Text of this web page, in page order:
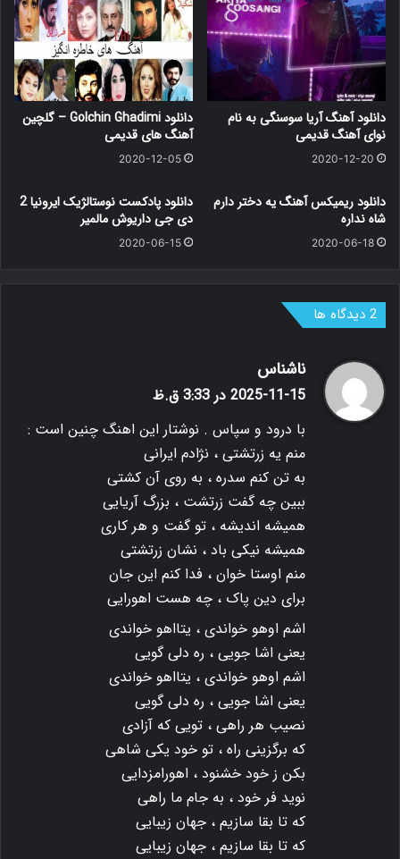
دانلود آهنگ آریا سوسنگی به نام
نوای آهنگ قدیمی
2020-12-20
دانلود Golchin Ghadimi – گلچین
آهنگ های قدیمی
2020-12-05
دانلود ریمیکس آهنگ یه دختر دارم
شاه نداره
2020-06-18
دانلود پادکست نوستالژیک ایرونیا 2
دی جی داریوش مالمیر
2020-06-15
‫2 دیدگاه ها
ناشناس
ف
:
2025-11-15 در 3:33 ق.ظ
با درود و سپاس . نوشتار این اهنگ چنین است :
منم یه زرتشتی ، نژادم ایرانی
به تن کنم سدره ، به روی آن کشتی
ببین چه گفت زرتشت ، بزرگ آریایی
همیشه اندیشه ، تو گفت و هر کاری
همیشه نیکی باد ، نشان زرتشتی
منم اوستا خوان ، فدا کنم این جان
برای دین پاک ، چه هست اهورایی
اشم اوهو خواندی ، یتااهو خواندی
یعنی اشا جویی ، ره دلی گویی
اشم اوهو خواندی ، یتااهو خواندی
یعنی اشا جویی ، ره دلی گویی
نصیب هر راهی ، تویی که آزادی
که برگزینی راه ، تو خود یکی شاهی
بکن ز خود خشنود ، اهورامزدایی
نوید فر خود ، به جام ما راهی
که تا بقا سازیم ، جهان زیبایی
که تا بقا سازیم ، جهان زیبایی